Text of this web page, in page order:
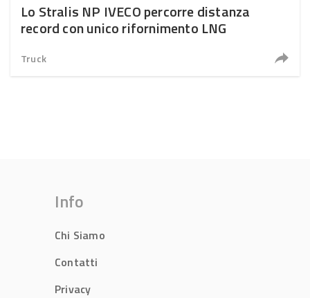
Lo Stralis NP IVECO percorre distanza
record con unico rifornimento LNG
Truck
Info
Chi Siamo
Contatti
Privacy